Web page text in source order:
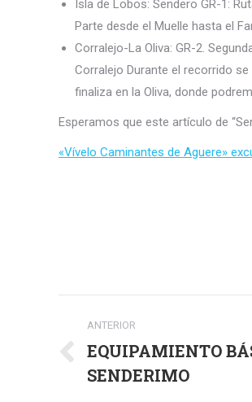
Isla de Lobos: Sendero GR-1:
Parte desde el Muelle hasta el
Corralejo-La Oliva: GR-2.
Corralejo Durante el recorrido
finaliza en la Oliva, donde
Esperamos que este artículo de
«Vívelo Caminantes de Aguere»
Navegación
entre
publicaciones
ANTERIOR
Publicación
anterior:
EQUIPAMIENTO
SENDERIMO